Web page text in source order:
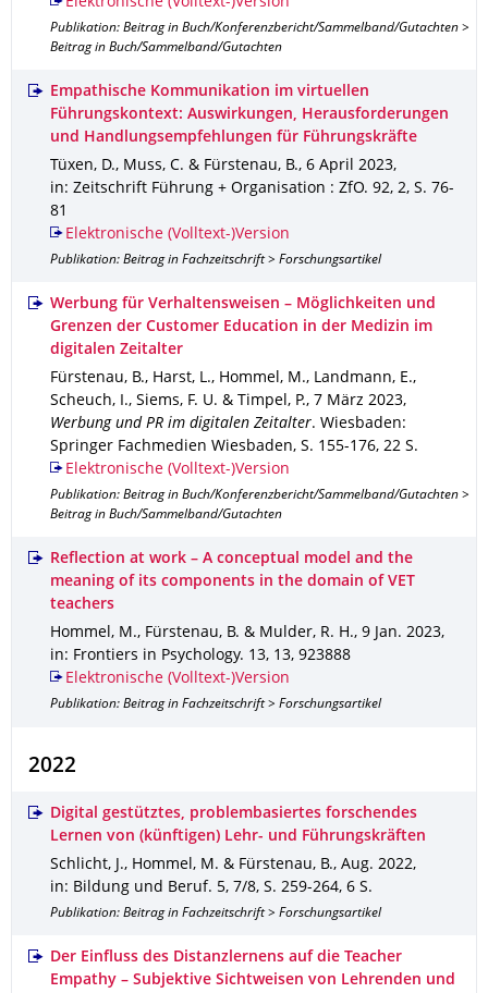
Publikation: Beitrag in Buch/Konferenzbericht/Sammelband/Gutachten >
Beitrag in Buch/Sammelband/Gutachten
Empathische Kommunikation im virtuellen
Führungskontext: Auswirkungen, Herausforderungen
und Handlungsempfehlungen für Führungskräfte
Tüxen, D., Muss, C. & Fürstenau, B., 6 April 2023,
in: Zeitschrift Führung + Organisation : ZfO. 92, 2, S. 76-
81
Elektronische (Volltext-)Version
Publikation: Beitrag in Fachzeitschrift > Forschungsartikel
Werbung für Verhaltensweisen – Möglichkeiten und
Grenzen der Customer Education in der Medizin im
digitalen Zeitalter
Fürstenau, B., Harst, L., Hommel, M., Landmann, E.,
Scheuch, I., Siems, F. U. & Timpel, P., 7 März 2023,
Werbung und PR im digitalen Zeitalter. Wiesbaden:
Springer Fachmedien Wiesbaden, S. 155-176, 22 S.
Elektronische (Volltext-)Version
Publikation: Beitrag in Buch/Konferenzbericht/Sammelband/Gutachten >
Beitrag in Buch/Sammelband/Gutachten
Reflection at work – A conceptual model and the
meaning of its components in the domain of VET
teachers
Hommel, M., Fürstenau, B. & Mulder, R. H., 9 Jan. 2023,
in: Frontiers in Psychology. 13, 13, 923888
Elektronische (Volltext-)Version
Publikation: Beitrag in Fachzeitschrift > Forschungsartikel
2022
Digital gestütztes, problembasiertes forschendes
Lernen von (künftigen) Lehr- und Führungskräften
Schlicht, J., Hommel, M. & Fürstenau, B., Aug. 2022,
in: Bildung und Beruf. 5, 7/8, S. 259-264, 6 S.
Publikation: Beitrag in Fachzeitschrift > Forschungsartikel
Der Einfluss des Distanzlernens auf die Teacher
Empathy – Subjektive Sichtweisen von Lehrenden und